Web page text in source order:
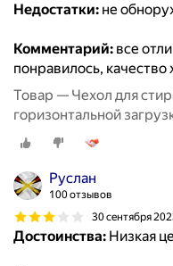
Недостатки: не
Комментарий: все
понравилось,
Товар — Чехол для
горизонтальной
микс
Руслан
100 отзывов
30 сентября
Достоинства: Низкая